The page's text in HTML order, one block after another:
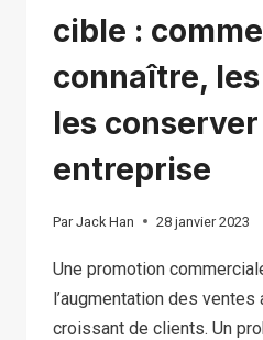
cible :
connaître,
les
entreprise
Par Jack Han 28 janvier 2023
Une promotion
l’augmentation des ventes
croissant de clients. Un